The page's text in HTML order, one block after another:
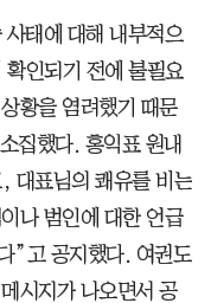
태에 대해 내부적으
확인되기 전에 불필요
황을 염려했기 때문
집했다. 홍익표 원내
대표님의 쾌유를 비는
나 범인에 대한 언급
”고 공지했다. 여권도
시지가 나오면서 공